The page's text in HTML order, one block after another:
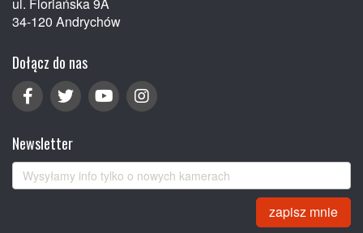
34-120 Andrychów
Dołącz do nas
Newsletter
zapisz mnie